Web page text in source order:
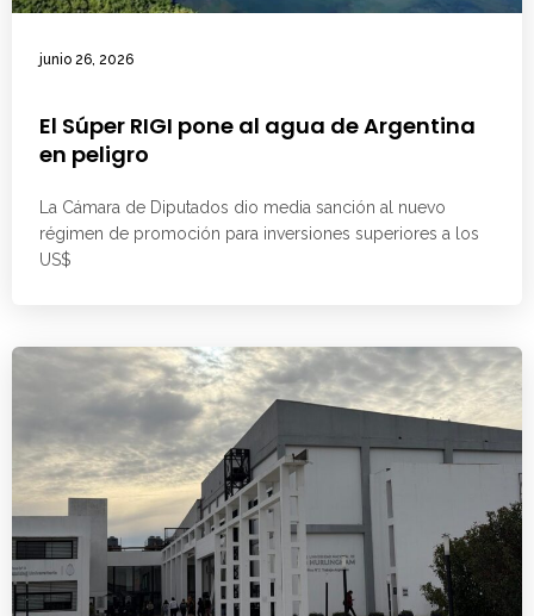
junio 26, 2026
El Súper RIGI pone al agua de Argentina
en peligro
La Cámara de Diputados dio media sanción al nuevo
régimen de promoción para inversiones superiores a los
US$